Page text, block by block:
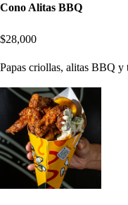
Cono Alitas BBQ
$28,000
Papas criollas, alitas BBQ y